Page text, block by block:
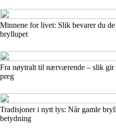
Minnene for livet: Slik bevarer du
bryllupet
Fra nøytralt til nærværende – slik gir
preg
Tradisjoner i nytt lys: Når gamle
betydning